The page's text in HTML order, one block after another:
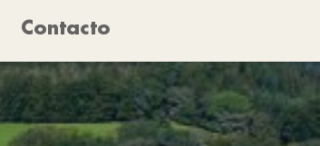
Contacto